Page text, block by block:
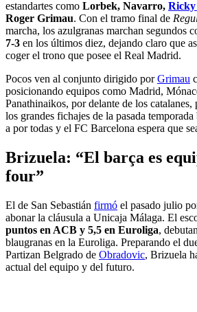
estandartes como Lorbek, Navarro,
Roger Grimau. Con el tramo final de
marcha, los azulgranas marchan segundos
7-3 en los últimos diez, dejando claro que
coger el trono que posee el Real Madrid.
Pocos ven al conjunto dirigido porGrimau
posicionando equipos como Madrid,
Panathinaikos, por delante de los catalanes,
los grandes fichajes de la pasada
a por todas y el FC Barcelona espera que
Brizuela: “El barça es
four”
El de San Sebastián firmó el pasado julio
abonar la cláusula a Unicaja Málaga. El
puntos en ACB y 5,5 en Euroliga,
blaugranas en la Euroliga. Preparando el
Partizan Belgrado de Obradovic, Brizuela
actual del equipo y del futuro.